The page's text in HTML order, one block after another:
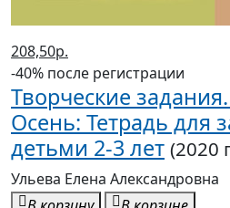
детьми 2-3 лет (2020 г.)
Ульева Елена Александровна
В корзину
В корзине